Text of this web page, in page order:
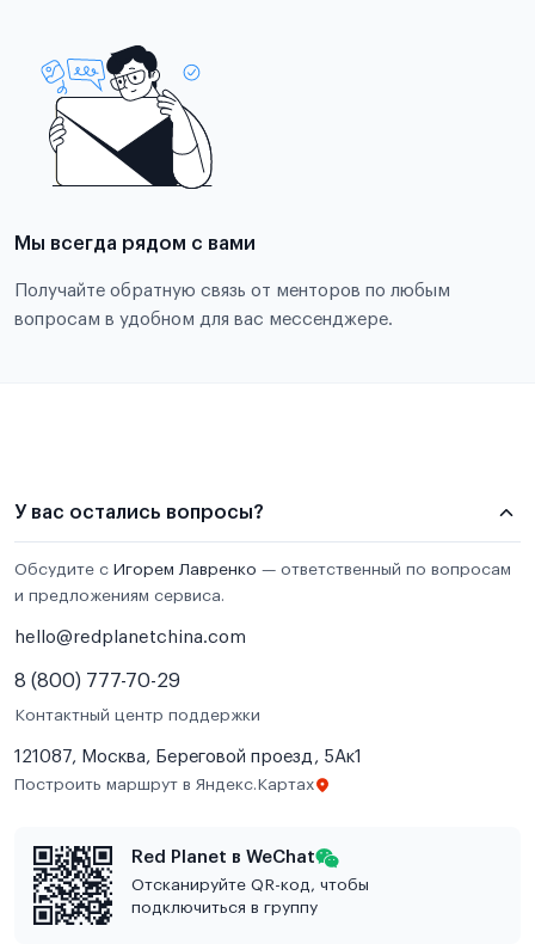
Мы всегда рядом с вами
Получайте обратную связь от менторов по любым
вопросам в удобном для вас мессенджере.
У вас остались вопросы?
Обсудите с Игорем Лавренко — ответственный по вопросам
и предложениям сервиса.
hello@redplanetchina.com
8 (800) 777-70-29
Контактный центр поддержки
121087, Москва, Береговой проезд, 5Ак1
Построить маршрут в Яндекс.Картах
Red Planet в WeChat
Отсканируйте QR-код, чтобы
подключиться в группу